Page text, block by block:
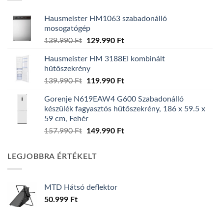
Hausmeister HM1063 szabadonálló
mosogatógép
139.990Ft
Original
was:
139.990 Ft.
129.990 FtCurrent
is:
Hausmeister HM 3188EI kombinált
hűtőszekrény
139.990Ft
Original
was:
139.990 Ft.
119.990 FtCurrent
is:
119.990 Ft.
Gorenje N619EAW4 G600 Szabadonálló
készülék fagyasztós hűtőszekrény, 186 x 59.5 x
59 cm, Fehér
157.990Ft
Original
157.990 Ft.
149.990 FtCurrent
LEGJOBBRA ÉRTÉKELT
MTD Hátsó deflektor
50.999 Ft